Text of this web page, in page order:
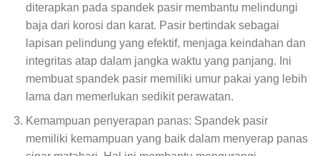
diterapkan pada spandek pasir membantu melindungi
baja dari korosi dan karat. Pasir bertindak sebagai
lapisan pelindung yang efektif, menjaga keindahan dan
integritas atap dalam jangka waktu yang panjang. Ini
membuat spandek pasir memiliki umur pakai yang lebih
lama dan memerlukan sedikit perawatan.
Kemampuan penyerapan panas: Spandek pasir
memiliki kemampuan yang baik dalam menyerap panas